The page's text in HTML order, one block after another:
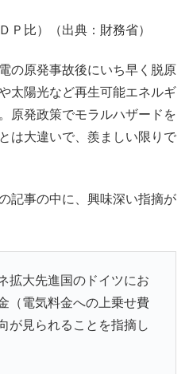
Ｐ比）（出典：財務省）
の原発事故後にいち早く脱原
太陽光など再生可能エネルギ
原発政策でモラルハザードを
は大違いで、羨ましい限りで
記事の中に、興味深い指摘が
拡大先進国のドイツにお
（電気料金への上乗せ費
が見られることを指摘し